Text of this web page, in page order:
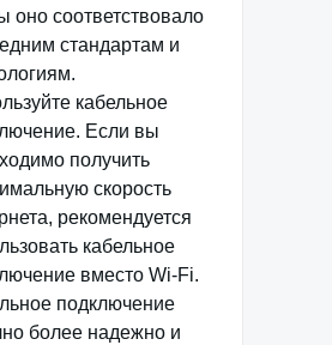
оно соответствовало
стандартам и
кабельное
Если вы
получить
скорость
рекомендуется
кабельное
вместо Wi-Fi.
подключение
более надежно и